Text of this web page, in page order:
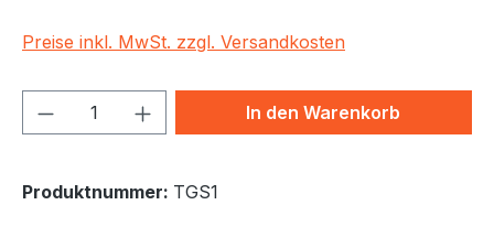
Preise inkl. MwSt. zzgl. Versandkosten
Produkt Anzahl: Gib denIn den Warenkorb
Produktnummer: TGS1